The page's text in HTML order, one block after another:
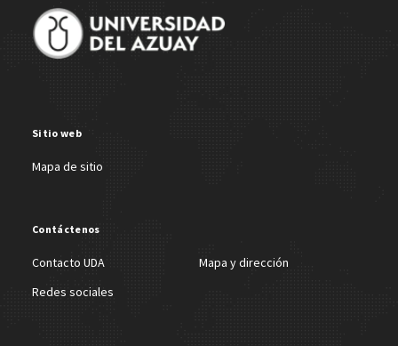
Sitio web
Mapa de sitio
Contáctenos
Contacto UDA
Mapa y dirección
Redes sociales